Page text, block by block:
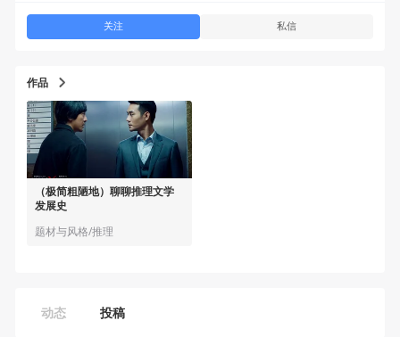
作品
（极简粗陋地）聊聊推理文学
发展史
题材与风格/推理
动态 投稿
关注 私信